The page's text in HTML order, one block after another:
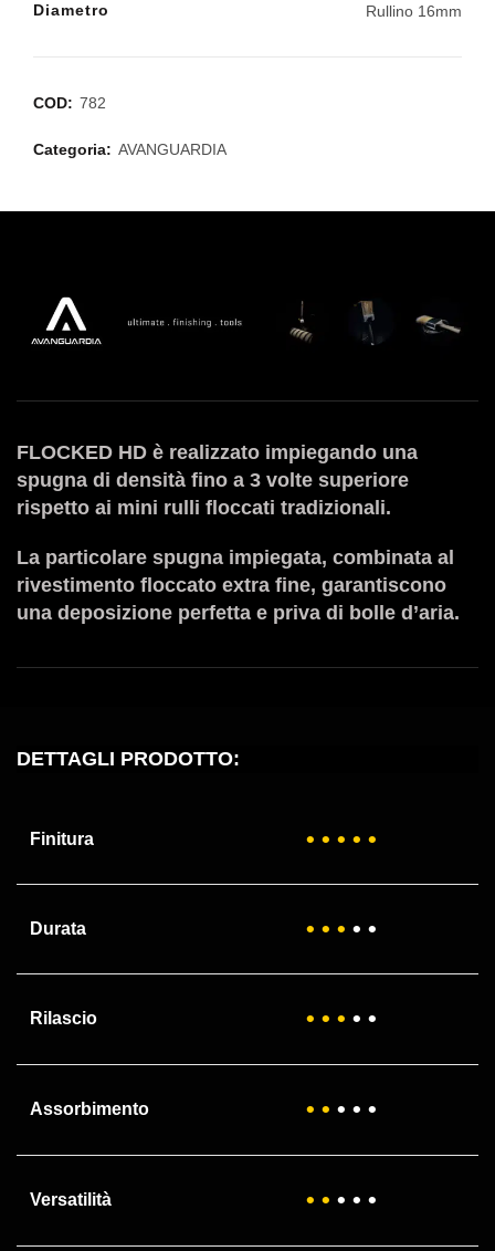
Diametro Rullino 16mm
COD: 782
Categoria: AVANGUARDIA
FLOCKED HD è realizzato impiegando una
spugna di densità fino a 3 volte superiore
rispetto ai mini rulli floccati tradizionali.
La particolare spugna impiegata, combinata al
rivestimento floccato extra fine, garantiscono
una deposizione perfetta e priva di bolle d’aria.
DETTAGLI PRODOTTO:
Finitura • • • • •
Durata • • • • •
Rilascio • • • • •
Assorbimento • • • • •
Versatilità • • • • •